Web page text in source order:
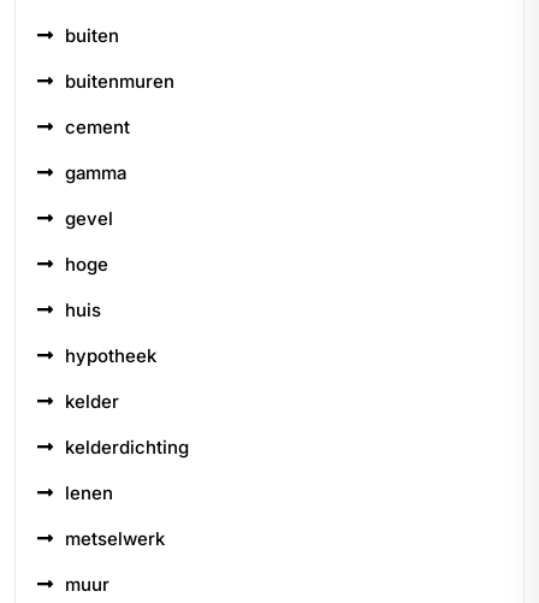
buiten
buitenmuren
cement
gamma
gevel
hoge
huis
hypotheek
kelder
kelderdichting
lenen
metselwerk
muur